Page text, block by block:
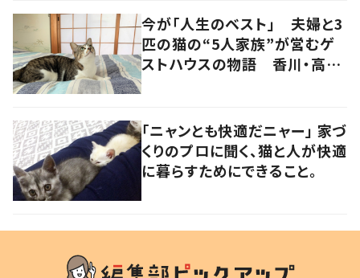
今が「人生のベスト」 夫婦と3
匹の猫の“5人家族”が営むゲ
ストハウスの物語 香川・高松
「ニャンとも快適だニャー」 家づ
くりのプロに聞く、猫と人が快適
に暮らすためにできること。